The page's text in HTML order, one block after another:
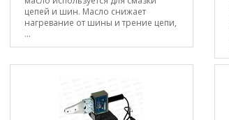
цепей и шин. Масло снижает
нагревание от шины и трение цепи,
...